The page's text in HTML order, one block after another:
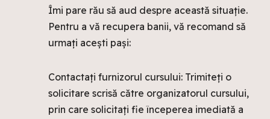
Îmi pare rău să aud despre această situație.
Pentru a vă recupera banii, vă recomand să
urmați acești pași:
Contactați furnizorul cursului: Trimiteți o
solicitare scrisă către organizatorul cursului,
prin care solicitați fie începerea imediată a